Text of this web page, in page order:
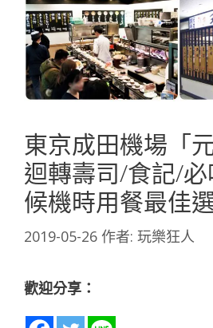
東京成田機場「
迴轉壽司/食記/必
候機時用餐最佳
2019-05-26 作者: 玩樂狂人
歡迎分享：